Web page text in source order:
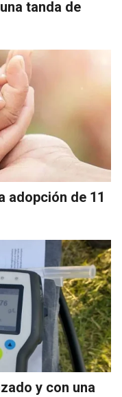
tanda de
adopción de 11
y con una